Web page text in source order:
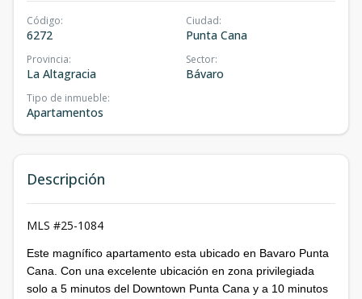
Código:
6272
Ciudad:
Punta Cana
Provincia:
La Altagracia
Sector:
Bávaro
Tipo de inmueble:
Apartamentos
Descripción
MLS #25-1084
Este magnífico apartamento esta ubicado en Bavaro Punta
Cana. Con una excelente ubicación en zona privilegiada
solo a 5 minutos del Downtown Punta Cana y a 10 minutos